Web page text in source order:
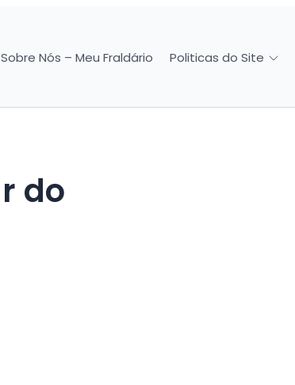
Sobre Nós – Meu Fraldário Politicas do Site